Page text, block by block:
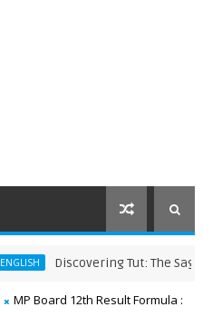
Discovering Tut: The Saga
MP Board 12th Result Formula :